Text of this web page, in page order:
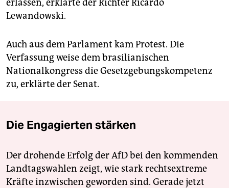
erlassen, erklärte der Richter Ricardo
Lewandowski.
Auch aus dem Parlament kam Protest. Die
Verfassung weise dem brasilianischen
Nationalkongress die Gesetzgebungskompetenz
zu, erklärte der Senat.
Die Engagierten stärken
Der drohende Erfolg der AfD bei den kommenden
Landtagswahlen zeigt, wie stark rechtsextreme
Kräfte inzwischen geworden sind. Gerade jetzt